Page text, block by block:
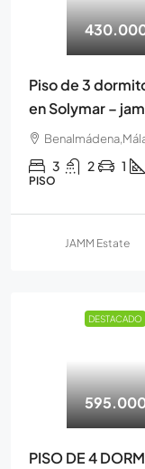
Piso de 3
en Solymar –
3 2 1
PISO
JAMM Estate
DESTACADO
PISO DE 4